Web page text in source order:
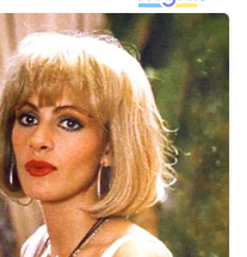
cara kami menjaga
pengeluaran
ketua eksekutif Dalan
untuk penternak lebah
AFB, sejenis
oleh larva bakteria